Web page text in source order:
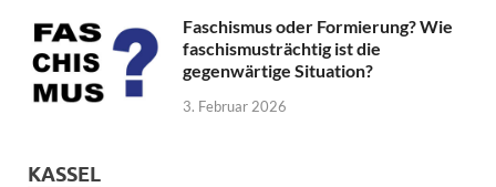
Faschismus oder Formierung? Wie
faschismusträchtig ist die
gegenwärtige Situation?
3. Februar 2026
KASSEL